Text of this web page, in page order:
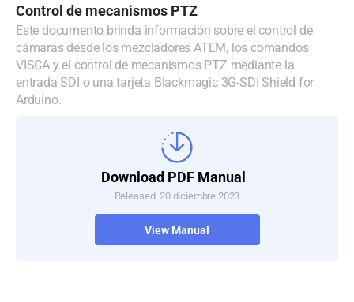
Control de mecanismos PTZ
Este documento brinda información sobre el control de
cámaras desde los mezcladores ATEM, los comandos
VISCA y el control de mecanismos PTZ mediante la
entrada SDI o una tarjeta Blackmagic 3G-SDI Shield for
Arduino.
Download PDF Manual
Released: 20 diciembre 2023
View Manual